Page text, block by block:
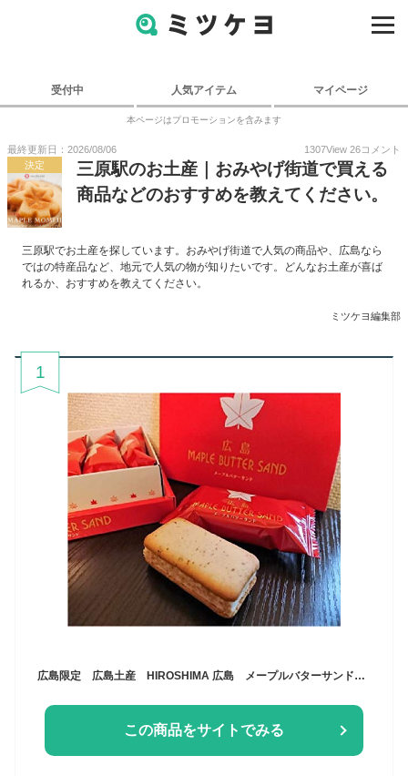
受付中 人気アイテム マイページ
本ページはプロモーションを含みます
最終更新日：2026/08/06 1307View 26コメント
決定
三原駅のお土産｜おみやげ街道で買える
商品などのおすすめを教えてください。
三原駅でお土産を探しています。おみやげ街道で人気の商品や、広島なら
ではの特産品など、地元で人気の物が知りたいです。どんなお土産が喜ば
れるか、おすすめを教えてください。
ミツケヨ編集部
1
広島限定 広島土産 HIROSHIMA 広島 メープルバターサンド MAPLE BUTTER SAND 菓子 10個入 サンド メープル
この商品をサイトでみる